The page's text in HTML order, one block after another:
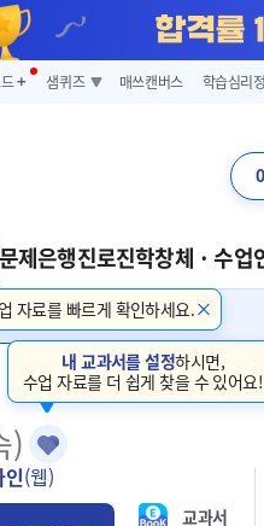
➕ 샘퀴즈 매쓰캔버스 학습심리
자료를 빠르게 확인하세요.
제은행진로진학창체 · 수업
)
내 교과서를 설정하시면,
수업 자료를 더 쉽게 찾을 수 있어요!
(웹)
교과서